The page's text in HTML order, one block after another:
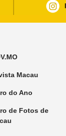
Macau
do Ano
de Fotos de